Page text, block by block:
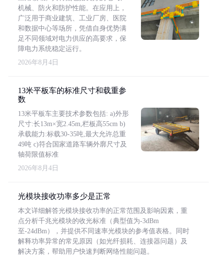
机械、防火和防护性能。在应用上，
广泛用于商业建筑、工业厂房、医院
和数据中心等场所，凭借自身优势满
足不同领域对电力供应的高要求，保
障电力系统稳定运行。
2026年8月4日
13米平板车的标准尺寸和载重参
数
13米平板车主要技术参数包括: a)外形
尺寸:长13m×宽2.45m,栏板高55cm b)
承载能力:标载30-35吨,最大允许总重
49吨 c)符合国家道路车辆外廓尺寸及
轴荷限值标准
2026年8月4日
光模块接收功率多少是正常
本文详细解答光模块接收功率的正常范围及影响因素，重
点分析千兆光模块的收光标准（典型值为-3dBm
至-24dBm），并提供不同速率光模块的参考值表格。同时
解释功率异常的常见原因（如光纤损耗、连接器问题）及
解决方案，帮助用户快速判断网络性能问题。